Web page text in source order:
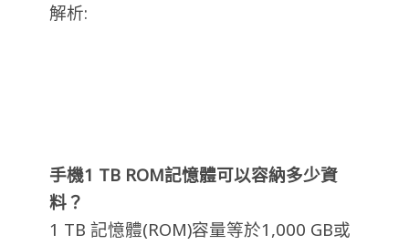
解析:
手機1 TB ROM記憶體可以容納多少資
料？
1 TB 記憶體(ROM)容量等於1,000 GB或